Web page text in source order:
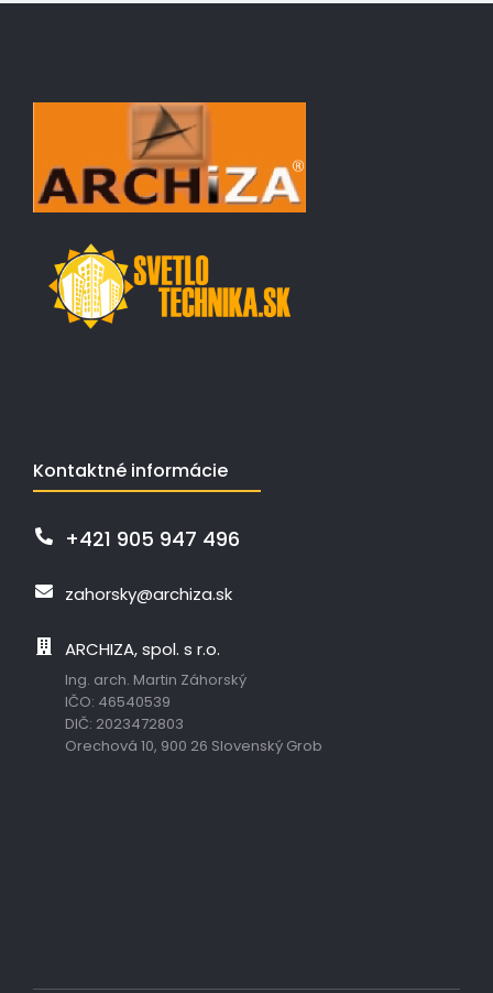
Kontaktné informácie
+421 905 947 496
zahorsky@archiza.sk
ARCHIZA, spol. s r.o.
Ing. arch. Martin Záhorský
IČO: 46540539
DIČ: 2023472803
Orechová 10, 900 26 Slovenský Grob